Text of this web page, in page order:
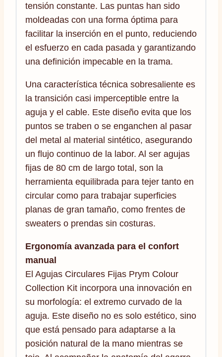
tensión constante. Las puntas han sido
moldeadas con una forma óptima para
facilitar la inserción en el punto, reduciendo
el esfuerzo en cada pasada y garantizando
una definición impecable en la trama.
Una característica técnica sobresaliente es
la transición casi imperceptible entre la
aguja y el cable. Este diseño evita que los
puntos se traben o se enganchen al pasar
del metal al material sintético, asegurando
un flujo continuo de la labor. Al ser agujas
fijas de 80 cm de largo total, son la
herramienta equilibrada para tejer tanto en
circular como para trabajar superficies
planas de gran tamaño, como frentes de
sweaters o prendas sin costuras.
Ergonomía avanzada para el confort
manual
El Agujas Circulares Fijas Prym Colour
Collection Kit incorpora una innovación en
su morfología: el extremo curvado de la
aguja. Este diseño no es solo estético, sino
que está pensado para adaptarse a la
posición natural de la mano mientras se